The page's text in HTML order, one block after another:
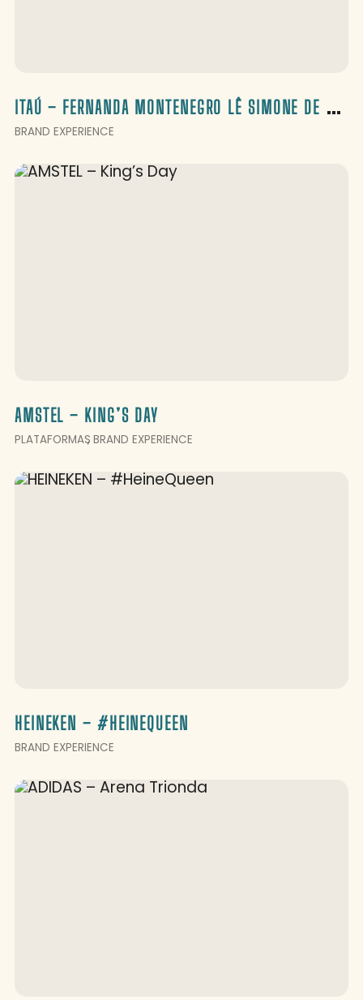
I
TAÚ – FERNANDA MONTENEGRO LÊ SIMONE DE BEAUVOIR
BRAND EXPERIENCE
AMSTEL – KING’S DAY
PLATAFORMAS BRAND EXPERIENCE
HEINEKEN – #HEINEQUEEN
BRAND EXPERIENCE